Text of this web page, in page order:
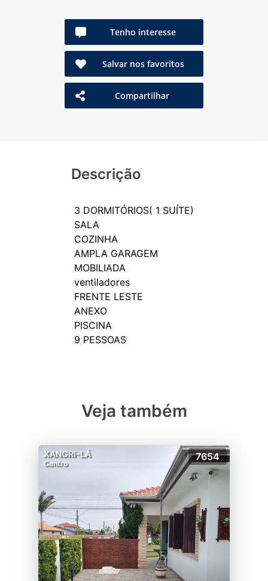
Tenho interesse
Salvar nos favoritos
Compartilhar
Descrição
3 DORMITÓRIOS( 1 SUÍTE)
SALA
COZINHA
AMPLA GARAGEM
MOBILIADA
ventiladores
FRENTE LESTE
ANEXO
PISCINA
Veja também
XANGRI-LÁ
Centro
7654